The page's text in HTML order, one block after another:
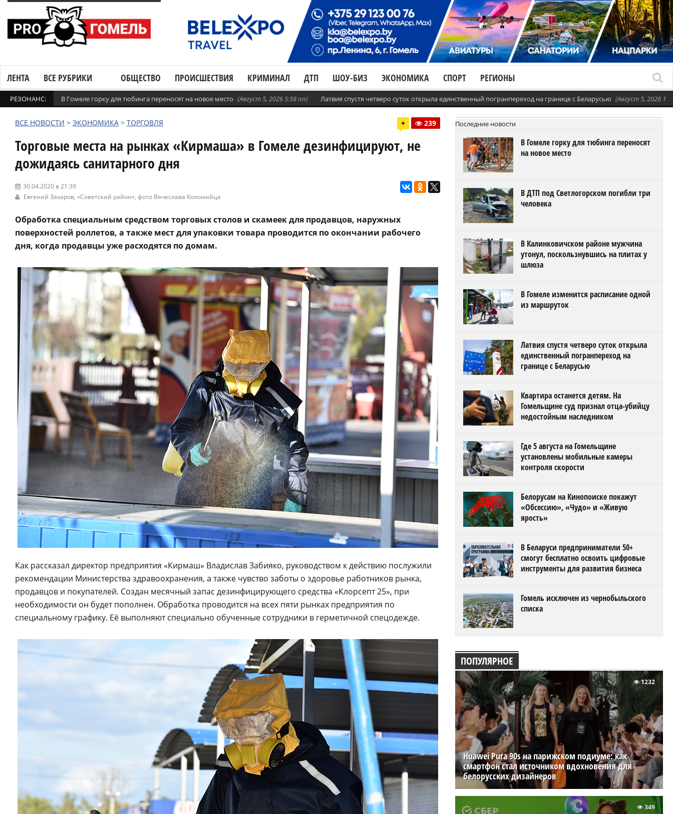
ЛЕНТА ВСЕ РУБРИКИ ОБЩЕСТВО ПРОИСШЕСТВИЯ КРИМИНАЛ ДТП ШОУ-БИЗ ЭКОНОМИКА СПОРТ РЕГИОНЫ
РЕЗОНАНС: В Гомеле горку для тюбинга переносят на новое место (Август 5, 2026 5:58 пп) Латвия спустя четверо суток открыла единственный погранпереход на границе с Беларусью (Август 5, 2026
ВСЕ НОВОСТИ > ЭКОНОМИКА > ТОРГОВЛЯ + 239
Торговые места на рынках «Кирмаша» в Гомеле дезинфицируют, не
дожидаясь санитарного дня
30.04.2020 в 21:39
Евгений Захаров, «Советский район», фото Вячеслава Коломийца
Обработка специальным средством торговых столов и скамеек для продавцов, наружных
поверхностей роллетов, а также мест для упаковки товара проводится по окончании рабочего
дня, когда продавцы уже расходятся по домам.
Как рассказал директор предприятия «Кирмаш» Владислав Забияко, руководством к действию послужили
рекомендации Министерства здравоохранения, а также чувство заботы о здоровье работников рынка,
продавцов и покупателей. Создан месячный запас дезинфицирующего средства «Клорсепт 25», при
необходимости он будет пополнен. Обработка проводится на всех пяти рынках предприятия по
специальному графику. Её выполняют специально обученные сотрудники в герметичной спецодежде.
Последние новости
В Гомеле горку для тюбинга переносят
на новое место
В ДТП под Светлогорском погибли три
человека
В Калинковичском районе мужчина
утонул, поскользнувшись на плитах у
шлюза
В Гомеле изменится расписание одной
из маршруток
Латвия спустя четверо суток открыла
единственный погранпереход на
границе с Беларусью
Квартира останется детям. На
Гомельщине суд признал отца-убийцу
недостойным наследником
Где 5 августа на Гомельщине
установлены мобильные камеры
контроля скорости
Белорусам на Кинопоиске покажут
«Обсессию», «Чудо» и «Живую
ярость»
В Беларуси предприниматели 50+
смогут бесплатно освоить цифровые
инструменты для развития бизнеса
Гомель исключен из чернобыльского
списка
ПОПУЛЯРНОЕ
Huawei Pura 90s на парижском подиуме: как
смартфон стал источником вдохновения для
белорусских дизайнеров
1232
349